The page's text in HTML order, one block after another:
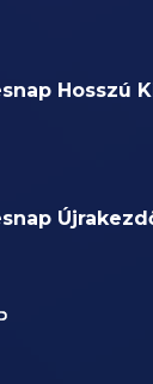
Hosszú